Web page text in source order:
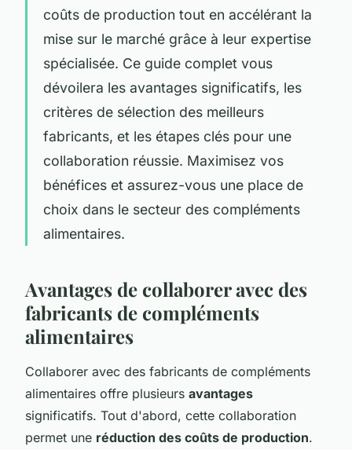
coûts de production tout en accélérant la
mise sur le marché grâce à leur expertise
spécialisée. Ce guide complet vous
dévoilera les avantages significatifs, les
critères de sélection des meilleurs
fabricants, et les étapes clés pour une
collaboration réussie. Maximisez vos
bénéfices et assurez-vous une place de
choix dans le secteur des compléments
alimentaires.
Avantages de collaborer avec des
fabricants de compléments
alimentaires
Collaborer avec des fabricants de compléments
alimentaires offre plusieurs avantages
significatifs. Tout d'abord, cette collaboration
permet une réduction des coûts de production.